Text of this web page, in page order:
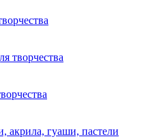
творчества
акрила, гуаши, пастели